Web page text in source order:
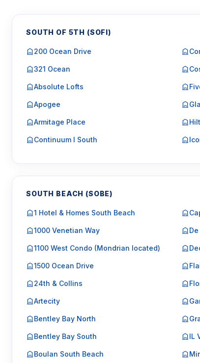
SOUTH OF 5TH (SOFI)
200 Ocean Drive
321 Ocean
Absolute Lofts
Apogee
Armitage Place
Continuum I South
SOUTH BEACH (SOBE)
1 Hotel & Homes South Beach
1000 Venetian Way
1100 West Condo (Mondrian located)
1500 Ocean Drive
24th & Collins
Artecity
Bentley Bay North
Bentley Bay South
Boulan South Beach
IL